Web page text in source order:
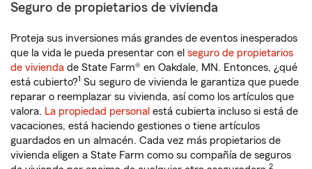
Seguro de propietarios de vivienda
Proteja sus inversiones más grandes de eventos inesperados
que la vida le pueda presentar con el seguro de propietarios
de vivienda de State Farm® en Oakdale, MN. Entonces, ¿qué
está cubierto?1 Su seguro de vivienda le garantiza que puede
reparar o reemplazar su vivienda, así como los artículos que
valora. La propiedad personal está cubierta incluso si está de
vacaciones, está haciendo gestiones o tiene artículos
guardados en un almacén. Cada vez más propietarios de
vivienda eligen a State Farm como su compañía de seguros
2